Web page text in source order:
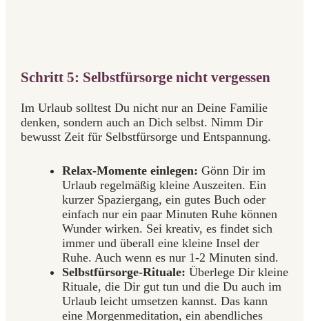
Schritt 5: Selbstfürsorge nicht vergessen
Im Urlaub solltest Du nicht nur an Deine Familie
denken, sondern auch an Dich selbst. Nimm Dir
bewusst Zeit für Selbstfürsorge und Entspannung.
Relax-Momente einlegen: Gönn Dir im
Urlaub regelmäßig kleine Auszeiten. Ein
kurzer Spaziergang, ein gutes Buch oder
einfach nur ein paar Minuten Ruhe können
Wunder wirken. Sei kreativ, es findet sich
immer und überall eine kleine Insel der
Ruhe. Auch wenn es nur 1-2 Minuten sind.
Selbstfürsorge-Rituale: Überlege Dir kleine
Rituale, die Dir gut tun und die Du auch im
Urlaub leicht umsetzen kannst. Das kann
eine Morgenmeditation, ein abendliches